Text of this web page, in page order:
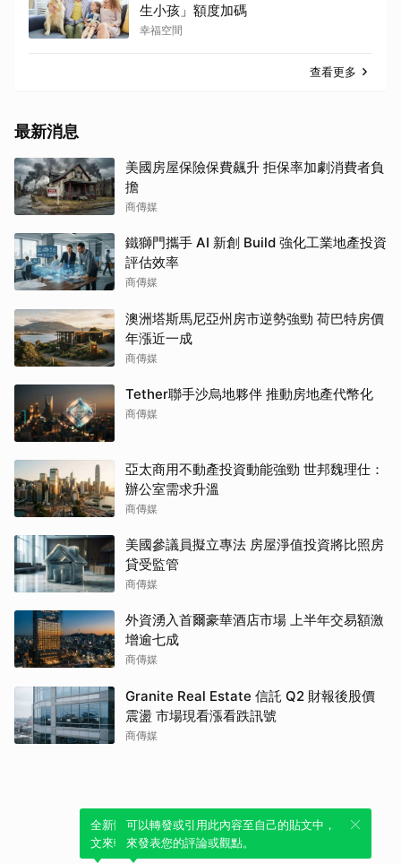
生小孩」額度加碼
幸福空間
查看更多
最新消息
美國房屋保險保費飆升 拒保率加劇消費者負
擔
商傳媒
鐵獅門攜手 AI 新創 Build 強化工業地產投資
評估效率
商傳媒
澳洲塔斯馬尼亞州房市逆勢強勁 荷巴特房價
年漲近一成
商傳媒
Tether聯手沙烏地夥伴 推動房地產代幣化
商傳媒
亞太商用不動產投資動能強勁 世邦魏理仕：
辦公室需求升溫
商傳媒
美國參議員擬立專法 房屋淨值投資將比照房
貸受監管
商傳媒
外資湧入首爾豪華酒店市場 上半年交易額激
增逾七成
商傳媒
Granite Real Estate 信託 Q2 財報後股價
震盪 市場現看漲看跌訊號
商傳媒
全新體驗！一鍵引用此內容，透過發布貼
文來輕鬆表達個人立場。
可以轉發或引用此內容至自己的貼文中，
來發表您的評論或觀點。